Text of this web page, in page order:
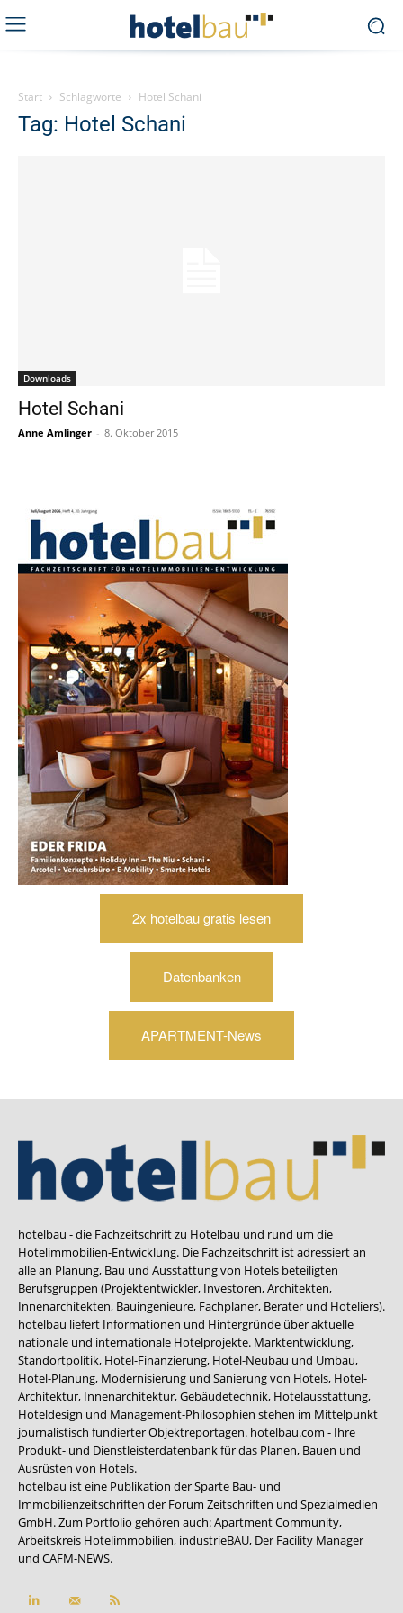
Start Schlagworte Hotel Schani
Tag: Hotel Schani
Downloads
Hotel Schani
Anne Amlinger - 8. Oktober 2015
2x hotelbau gratis lesen
Datenbanken
APARTMENT-News
hotelbau - die Fachzeitschrift zu Hotelbau und rund um die
Hotelimmobilien-Entwicklung. Die Fachzeitschrift ist adressiert an
alle an Planung, Bau und Ausstattung von Hotels beteiligten
Berufsgruppen (Projektentwickler, Investoren, Architekten,
Innenarchitekten, Bauingenieure, Fachplaner, Berater und Hoteliers).
hotelbau liefert Informationen und Hintergründe über aktuelle
nationale und internationale Hotelprojekte. Marktentwicklung,
Standortpolitik, Hotel-Finanzierung, Hotel-Neubau und Umbau,
Hotel-Planung, Modernisierung und Sanierung von Hotels, Hotel-
Architektur, Innenarchitektur, Gebäudetechnik, Hotelausstattung,
Hoteldesign und Management-Philosophien stehen im Mittelpunkt
journalistisch fundierter Objektreportagen. hotelbau.com - Ihre
Produkt- und Dienstleisterdatenbank für das Planen, Bauen und
Ausrüsten von Hotels.
hotelbau ist eine Publikation der Sparte Bau- und
Immobilienzeitschriften der Forum Zeitschriften und Spezialmedien
GmbH. Zum Portfolio gehören auch:Apartment Community,
Arbeitskreis Hotelimmobilien, industrieBAU, Der Facility Manager
und CAFM-NEWS.